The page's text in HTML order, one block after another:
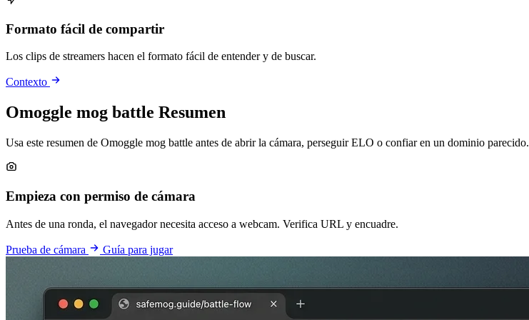
Formato fácil de compartir
Los clips de streamers hacen el formato fácil de entender y de buscar.
Contexto
Omoggle mog battle Resumen
Usa este resumen de Omoggle mog battle antes de abrir la cámara, perseguir ELO o confiar en un dominio parecido.
Empieza con permiso de cámara
Antes de una ronda, el navegador necesita acceso a webcam. Verifica URL y encuadre.
Prueba de cámara Guía para jugar